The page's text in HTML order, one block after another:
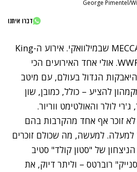
דברו איתנו
יוני, 1996. אצטדיון MECCA שבמילוואקי. אירוע ה-King
of the Ring של ה-WWF. אולי אחד האירועים הכי
הגדול בעולם, עם מיטב
להציע – כולל, כמובן, שון
לולר והאולטימט ווריור.
זוכר אף אחד מהקרבות בהם
למעשה, מה שכולם זוכרים
של "סטון קולד" סטיב
רוברטס – וליתר דיוק, את